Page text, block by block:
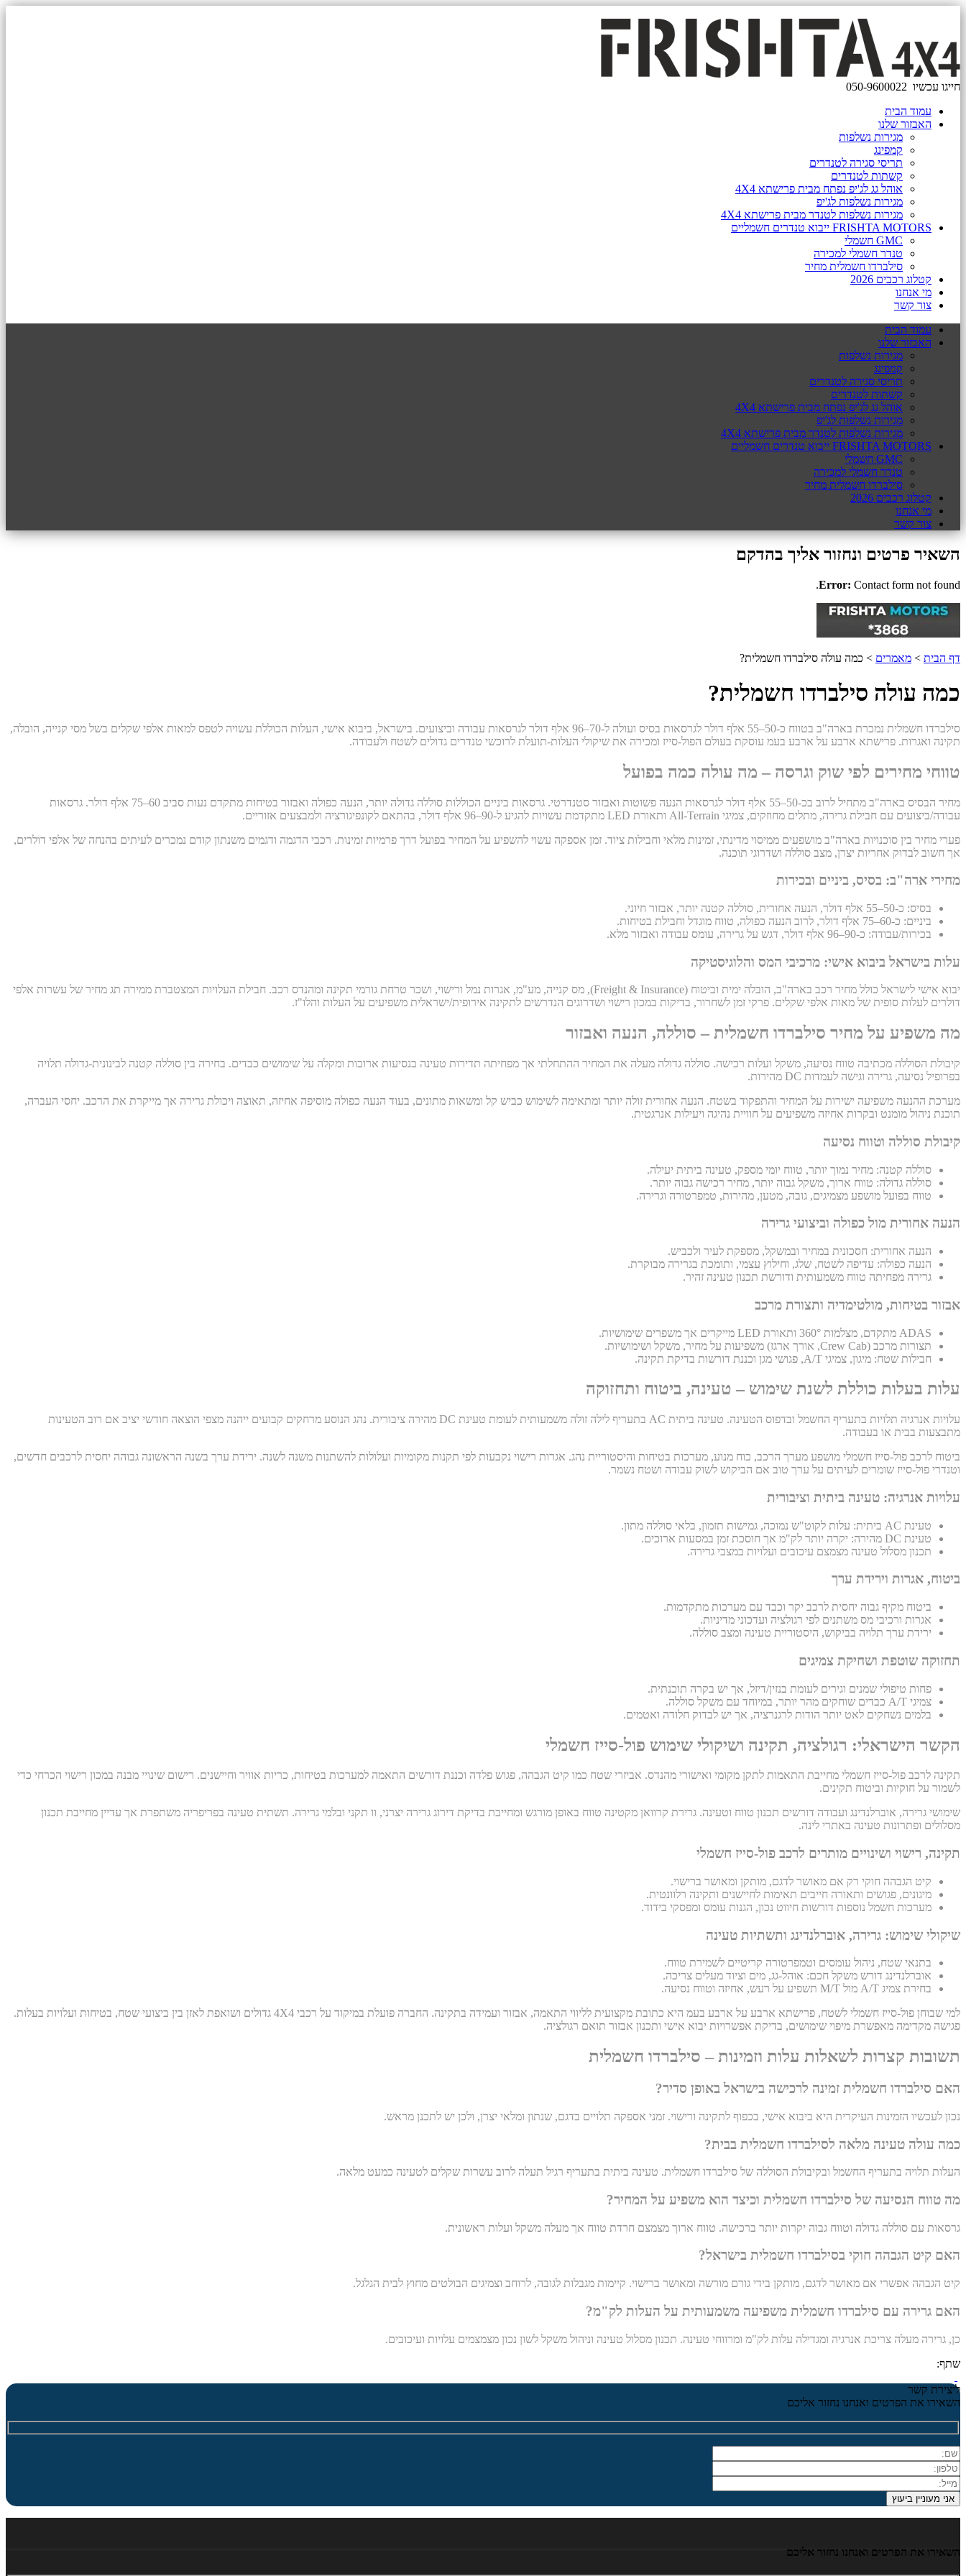
חייגו עכשיו 050-9600022
עמוד הבית
האבזור שלנו
מגירות נשלפות
קמפינג
תריסי סגירה לטנדרים
קשתות לטנדרים
אוהל גג לג'יפ נפתח מבית פרישתא 4X4
מגירות נשלפות לג'יפ
מגירות נשלפות לטנדר מבית פרישתא 4X4
FRISHTA MOTORS ייבוא טנדרים חשמליים
GMC חשמלי
טנדר חשמלי למכירה
סילברדו חשמלית מחיר
קטלוג רכבים 2026
מי אנחנו
צור קשר
עמוד הבית
האבזור שלנו
מגירות נשלפות
קמפינג
תריסי סגירה לטנדרים
קשתות לטנדרים
אוהל גג לג'יפ נפתח מבית פרישתא 4X4
מגירות נשלפות לג'יפ
מגירות נשלפות לטנדר מבית פרישתא 4X4
FRISHTA MOTORS ייבוא טנדרים חשמליים
GMC חשמלי
טנדר חשמלי למכירה
סילברדו חשמלית מחיר
קטלוג רכבים 2026
מי אנחנו
צור קשר
השאיר פרטים ונחזור אליך בהדקם
Error: Contact form not found.
דף הבית > מאמרים > כמה עולה סילברדו חשמלית?
כמה עולה סילברדו חשמלית?
סילברדו חשמלית נמכרת בארה"ב בטווח כ-50–55 אלף דולר לגרסאות בסיס ועולה ל-70–96 אלף דולר לגרסאות עבודה וביצועים. בישראל, ביבוא אישי, העלות הכוללת עשויה לטפס למאות אלפי שקלים בשל מסי קנייה, הובלה,
תקינה ואגרות. פרישתא ארבע על ארבע בעמ עוסקת בעולם הפול-סייז ומכירה את שיקולי העלות-תועלת לרוכשי טנדרים גדולים לשטח ולעבודה.
טווחי מחירים לפי שוק וגרסה – מה עולה כמה בפועל
מחיר הבסיס בארה"ב מתחיל לרוב בכ-50–55 אלף דולר לגרסאות הנעה פשוטות ואבזור סטנדרטי. גרסאות ביניים הכוללות סוללה גדולה יותר, הנעה כפולה ואבזור בטיחות מתקדם נעות סביב 60–75 אלף דולר. גרסאות
עבודה/ביצועים עם חבילת גרירה, מתלים מחוזקים, צמיגי All-Terrain ותאורת LED מתקדמת עשויות להגיע ל-90–96 אלף דולר, בהתאם לקונפיגורציה ולמבצעים אזוריים.
פערי מחיר בין סוכנויות בארה"ב מושפעים ממיסוי מדינתי, זמינות מלאי וחבילות ציוד. זמן אספקה עשוי להשפיע על המחיר בפועל דרך פרמיות זמינות. רכבי הדגמה ודגמים משנתון קודם נמכרים לעיתים בהנחה של אלפי דולרים,
אך חשוב לבדוק אחריות יצרן, מצב סוללה ושדרוגי תוכנה.
מחירי ארה"ב: בסיס, ביניים ובכירות
בסיס: כ-50–55 אלף דולר, הנעה אחורית, סוללה קטנה יותר, אבזור חיוני.
ביניים: כ-60–75 אלף דולר, לרוב הנעה כפולה, טווח מוגדל וחבילת בטיחות.
בכירות/עבודה: כ-90–96 אלף דולר, דגש על גרירה, עומס עבודה ואבזור מלא.
עלות בישראל ביבוא אישי: מרכיבי המס והלוגיסטיקה
יבוא אישי לישראל כולל מחיר רכב בארה"ב, הובלה ימית וביטוח (Freight & Insurance), מס קנייה, מע"מ, אגרות נמל ורישוי, ושכר טרחת גורמי תקינה ומהנדס רכב. חבילת העלויות המצטברת ממירה תג מחיר של עשרות אלפי
דולרים לעלות סופית של מאות אלפי שקלים. פרקי זמן לשחרור, בדיקות במכון רישוי ושדרוגים הנדרשים לתקינה אירופית/ישראלית משפיעים על העלות והלו"ז.
מה משפיע על מחיר סילברדו חשמלית – סוללה, הנעה ואבזור
קיבולת הסוללה מכתיבה טווח נסיעה, משקל ועלות רכישה. סוללה גדולה מעלה את המחיר ההתחלתי אך מפחיתה תדירות טעינה בנסיעות ארוכות ומקלה על שימושים כבדים. בחירה בין סוללה קטנה לבינונית-גדולה תלויה
בפרופיל נסיעה, גרירה וגישה לעמדות DC מהירות.
מערכת ההנעה משפיעה ישירות על המחיר והתפקוד בשטח. הנעה אחורית זולה יותר ומתאימה לשימוש כביש קל ומשאות מתונים, בעוד הנעה כפולה מוסיפה אחיזה, תאוצה ויכולת גרירה אך מייקרת את הרכב. יחסי העברה,
תוכנת ניהול מומנט ובקרות אחיזה משפיעים על חוויית נהיגה ויעילות אנרגטית.
קיבולת סוללה וטווח נסיעה
סוללה קטנה: מחיר נמוך יותר, טווח יומי מספק, טעינה ביתית יעילה.
סוללה גדולה: טווח ארוך, משקל גבוה יותר, מחיר רכישה גבוה יותר.
טווח בפועל מושפע מצמיגים, גובה, מטען, מהירות, טמפרטורה וגרירה.
הנעה אחורית מול כפולה וביצועי גרירה
הנעה אחורית: חסכונית במחיר ובמשקל, מספקת לעיר ולכביש.
הנעה כפולה: עדיפה לשטח, שלג, וחילוץ עצמי, ותומכת בגרירה מבוקרת.
גרירה מפחיתה טווח משמעותית ודורשת תכנון טעינה זהיר.
אבזור בטיחות, מולטימדיה ותצורת מרכב
ADAS מתקדם, מצלמות 360° ותאורת LED מייקרים אך משפרים שימושיות.
תצורות מרכב (Crew Cab, אורך ארגז) משפיעות על מחיר, משקל ושימושיות.
חבילות שטח: מיגון, צמיגי A/T, פגושי מגן וכננת דורשות בדיקת תקינה.
עלות בעלות כוללת לשנת שימוש – טעינה, ביטוח ותחזוקה
עלויות אנרגיה תלויות בתעריף החשמל ובדפוס הטעינה. טעינה ביתית AC בתעריף לילה זולה משמעותית לעומת טעינת DC מהירה ציבורית. נהג הנוסע מרחקים קבועים ייהנה מצפי הוצאה חודשי יציב אם רוב הטעינות
מתבצעות בבית או בעבודה.
ביטוח לרכב פול-סייז חשמלי מושפע מערך הרכב, כוח מנוע, מערכות בטיחות והיסטוריית נהג. אגרות רישוי נקבעות לפי תקנות מקומיות ועלולות להשתנות משנה לשנה. ירידת ערך בשנה הראשונה גבוהה יחסית לרכבים חדשים,
וטנדרי פול-סייז שומרים לעיתים על ערך טוב אם הביקוש לשוק עבודה ושטח נשמר.
עלויות אנרגיה: טעינה ביתית וציבורית
טעינת AC ביתית: עלות לקוט"ש נמוכה, גמישות תזמון, בלאי סוללה מתון.
טעינת DC מהירה: יקרה יותר לק"מ אך חוסכת זמן במסעות ארוכים.
תכנון מסלול טעינה מצמצם עיכובים ועלויות במצבי גרירה.
ביטוח, אגרות וירידת ערך
ביטוח מקיף גבוה יחסית לרכב יקר וכבד עם מערכות מתקדמות.
אגרות ורכיבי מס משתנים לפי רגולציה ועדכוני מדיניות.
ירידת ערך תלויה בביקוש, היסטוריית טעינה ומצב סוללה.
תחזוקה שוטפת ושחיקת צמיגים
פחות טיפולי שמנים וגירים לעומת בנזין/דיזל, אך יש בקרה תוכנתית.
צמיגי A/T כבדים שוחקים מהר יותר, במיוחד עם משקל סוללה.
בלמים נשחקים לאט יותר הודות לרגנרציה, אך יש לבדוק חלודה ואטמים.
הקשר הישראלי: רגולציה, תקינה ושיקולי שימוש פול-סייז חשמלי
תקינה לרכב פול-סייז חשמלי מחייבת התאמות לתקן מקומי ואישורי מהנדס. אביזרי שטח כמו קיט הגבהה, פגוש פלדה וכננת דורשים התאמה למערכות בטיחות, כריות אוויר וחיישנים. רישום שינויי מבנה במכון רישוי הכרחי כדי
לשמור על חוקיות וביטוח תקינים.
שימושי גרירה, אוברלנדינג ועבודה דורשים תכנון טווח וטעינה. גרירת קרוואן מקטינה טווח באופן מורגש ומחייבת בדיקת דירוג גרירה יצרני, וו תקני ובלמי גרירה. תשתית טעינה בפריפריה משתפרת אך עדיין מחייבת תכנון
מסלולים ופתרונות טעינה באתרי לינה.
תקינה, רישוי ושינויים מותרים לרכב פול-סייז חשמלי
קיט הגבהה חוקי רק אם מאושר לדגם, מותקן ומאושר ברישוי.
מיגונים, פגושים ותאורה חייבים תאימות לחיישנים ותקינה רלוונטית.
מערכות חשמל נוספות דורשות חיווט נכון, הגנות עומס ומפסקי בידוד.
שיקולי שימוש: גרירה, אוברלנדינג ותשתיות טעינה
בתנאי שטח, ניהול עומסים וטמפרטורה קריטיים לשמירת טווח.
אוברלנדינג דורש משקל חכם: אוהל-גג, מים וציוד מעלים צריכה.
בחירת צמיג A/T מול M/T תשפיע על רעש, אחיזה וטווח נסיעה.
למי שבוחן פול-סייז חשמלי לשטח, פרישתא ארבע על ארבע בעמ היא כתובת מקצועית לליווי התאמה, אבזור ועמידה בתקינה. החברה פועלת במיקוד על רכבי 4X4 גדולים ושואפת לאזן בין ביצועי שטח, בטיחות ועלויות בעלות.
פגישה מקדימה מאפשרת מיפוי שימושים, בדיקת אפשרויות יבוא אישי ותכנון אבזור תואם רגולציה.
תשובות קצרות לשאלות עלות וזמינות – סילברדו חשמלית
האם סילברדו חשמלית זמינה לרכישה בישראל באופן סדיר?
נכון לעכשיו הזמינות העיקרית היא ביבוא אישי, בכפוף לתקינה ורישוי. זמני אספקה תלויים בדגם, שנתון ומלאי יצרן, ולכן יש לתכנן מראש.
כמה עולה טעינה מלאה לסילברדו חשמלית בבית?
העלות תלויה בתעריף החשמל ובקיבולת הסוללה של סילברדו חשמלית. טעינה ביתית בתעריף רגיל תעלה לרוב עשרות שקלים לטעינה כמעט מלאה.
מה טווח הנסיעה של סילברדו חשמלית וכיצד הוא משפיע על המחיר?
גרסאות עם סוללה גדולה וטווח גבוה יקרות יותר ברכישה. טווח ארוך מצמצם חרדת טווח אך מעלה משקל ועלות ראשונית.
האם קיט הגבהה חוקי בסילברדו חשמלית בישראל?
קיט הגבהה אפשרי אם מאושר לדגם, מותקן בידי גורם מורשה ומאושר ברישוי. קיימות מגבלות לגובה, לרוחב וצמיגים הבולטים מחוץ לבית הגלגל.
האם גרירה עם סילברדו חשמלית משפיעה משמעותית על העלות לק"מ?
כן, גרירה מעלה צריכת אנרגיה ומגדילה עלות לק"מ ומרווחי טעינה. תכנון מסלול טעינה וניהול משקל לשון נכון מצמצמים עלויות ועיכובים.
שתף:
ליצירת קשר
השאירו את הפרטים ואנחנו נחזור אליכם
השאירו את הפרטים ואנחנו נחזור אליכם